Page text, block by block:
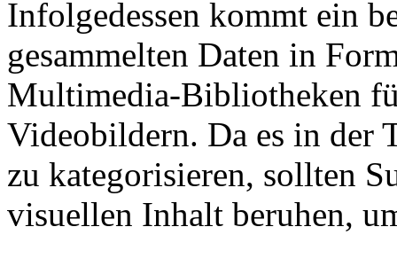
Infolgedessen kommt ein
gesammelten Daten in
Multimedia-Bibliotheken
Videobildern. Da es in der
zu kategorisieren, sollten
visuellen Inhalt beruhen,